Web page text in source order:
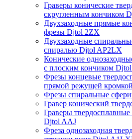
Граверы конические
скругленным кончиком
Двухзаходные прямые
фрезы Djtol 2ZX
Двухзаходные
спиралью Djtol AP2LX
Конические
с плоским кончиком
Фрезы концевые
прямой режущей
Фрезы спиральные
Гравер конический
Граверы
Djtol AAJ
Фреза однозаходная